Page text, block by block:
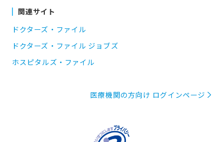
関連サイト
ドクターズ・ファイル
ドクターズ・ファイル ジョブズ
ホスピタルズ・ファイル
医療機関の方向け ログインページ